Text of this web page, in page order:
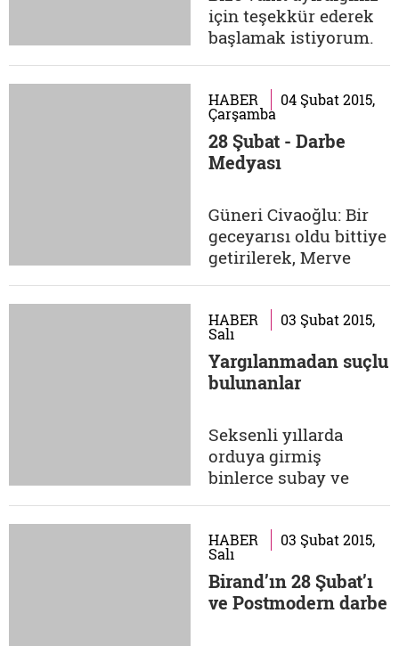
yasakla ilk
karşılaştığımızda ilk
günler okula...
için teşekkür ederek
başlamak istiyorum.
işaret etmekle birlikte
farklı anlamlar ihtiva
ediyor. Sizin 28
Şubat'ınız nasıl bir
büyük dönüşümün
başlangıç noktasıdır.
Türkiye'nin...
HABER 04 Şubat 2015,
Çarşamba
28 Şubat - Darbe
Medyası
Güneri Civaoğlu: Bir
geceyarısı oldu bittiye
getirilerek, Merve
başörtüsüyle yemin
etmesi sağlanırsa ne
olur? Kimilerinin
geceyarısı ne yapacağı
Milliyet,1999 Fatih
Altaylı: Kavakçı'nın
Meclis'teki
HABER 03 Şubat 2015,
Salı
Yargılanmadan suçlu
bulunanlar
Seksenli yıllarda
orduya girmiş
binlerce subay ve
içerisinde namaz
kıldıkları için irticacı
olarak fişlendiler.
Eşlerinin başörtülü
HABER 03 Şubat 2015,
Salı
Birand’ın 28 Şubat’ı
ve Postmodern darbe